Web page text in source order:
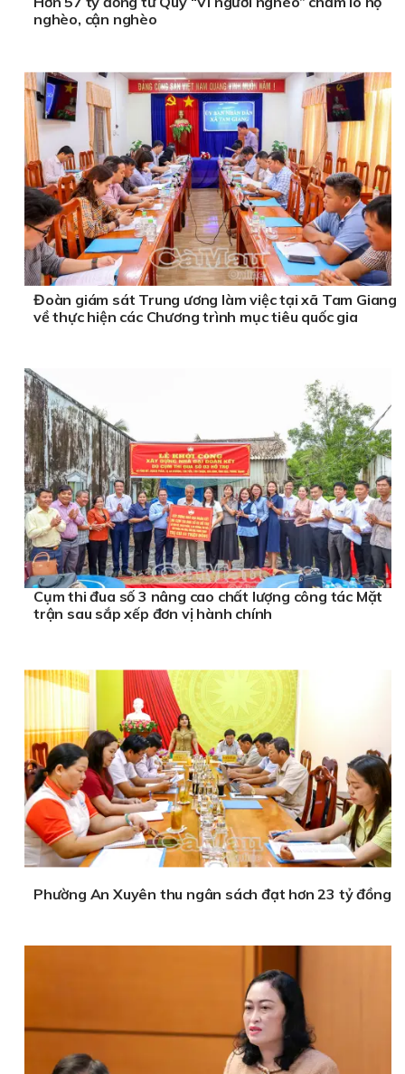
nghèo, cận nghèo
Đoàn giám sát Trung ương làm việc tại xã Tam Giang
về thực hiện các Chương trình mục tiêu quốc gia
Cụm thi đua số 3 nâng cao chất lượng công tác Mặt
trận sau sắp xếp đơn vị hành chính
Phường An Xuyên thu ngân sách đạt hơn 23 tỷ đồng